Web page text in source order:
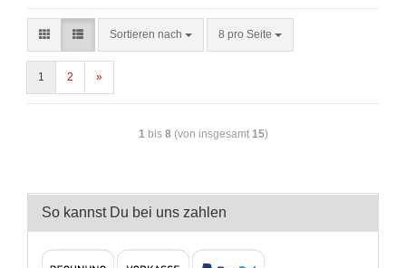
Sortieren nach 8 pro Seite
1 2 »
1 bis 8(von insgesamt 15)
So kannst Du bei uns zahlen